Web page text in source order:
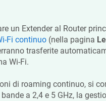
un Extender al Router
Fi continuo(nella pagina
trasferite
Wi-Fi.
di roaming continuo, si
a 2,4 e 5 GHz, la